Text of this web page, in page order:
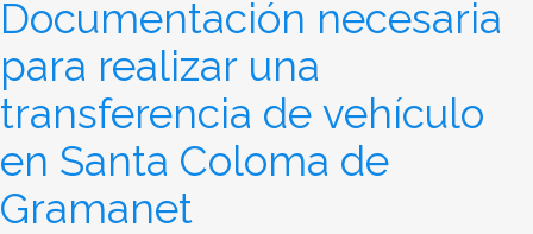
Documentación necesaria
para realizar una
transferencia de vehículo
en Santa Coloma de
Gramanet